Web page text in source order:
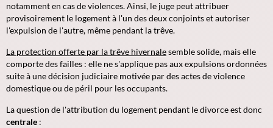
notamment en cas de violences. Ainsi, le juge peut attribuer
provisoirement le logement à l'un des deux conjoints et autoriser
l'expulsion de l'autre, même pendant la trêve.
La protection offerte par la trêve hivernalesemble solide, mais elle
comporte des failles : elle ne s'applique pas aux expulsions ordonnées
suite à une décision judiciaire motivée par des actes de violence
domestique ou de péril pour les occupants.
La question de l'attribution du logement pendant le divorce est donc
centrale :